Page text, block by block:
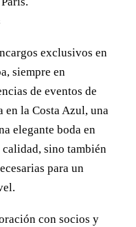
exclusivos en
siempre en
de eventos de
en la Costa Azul, una
elegante boda en
sino también
para un
con socios y